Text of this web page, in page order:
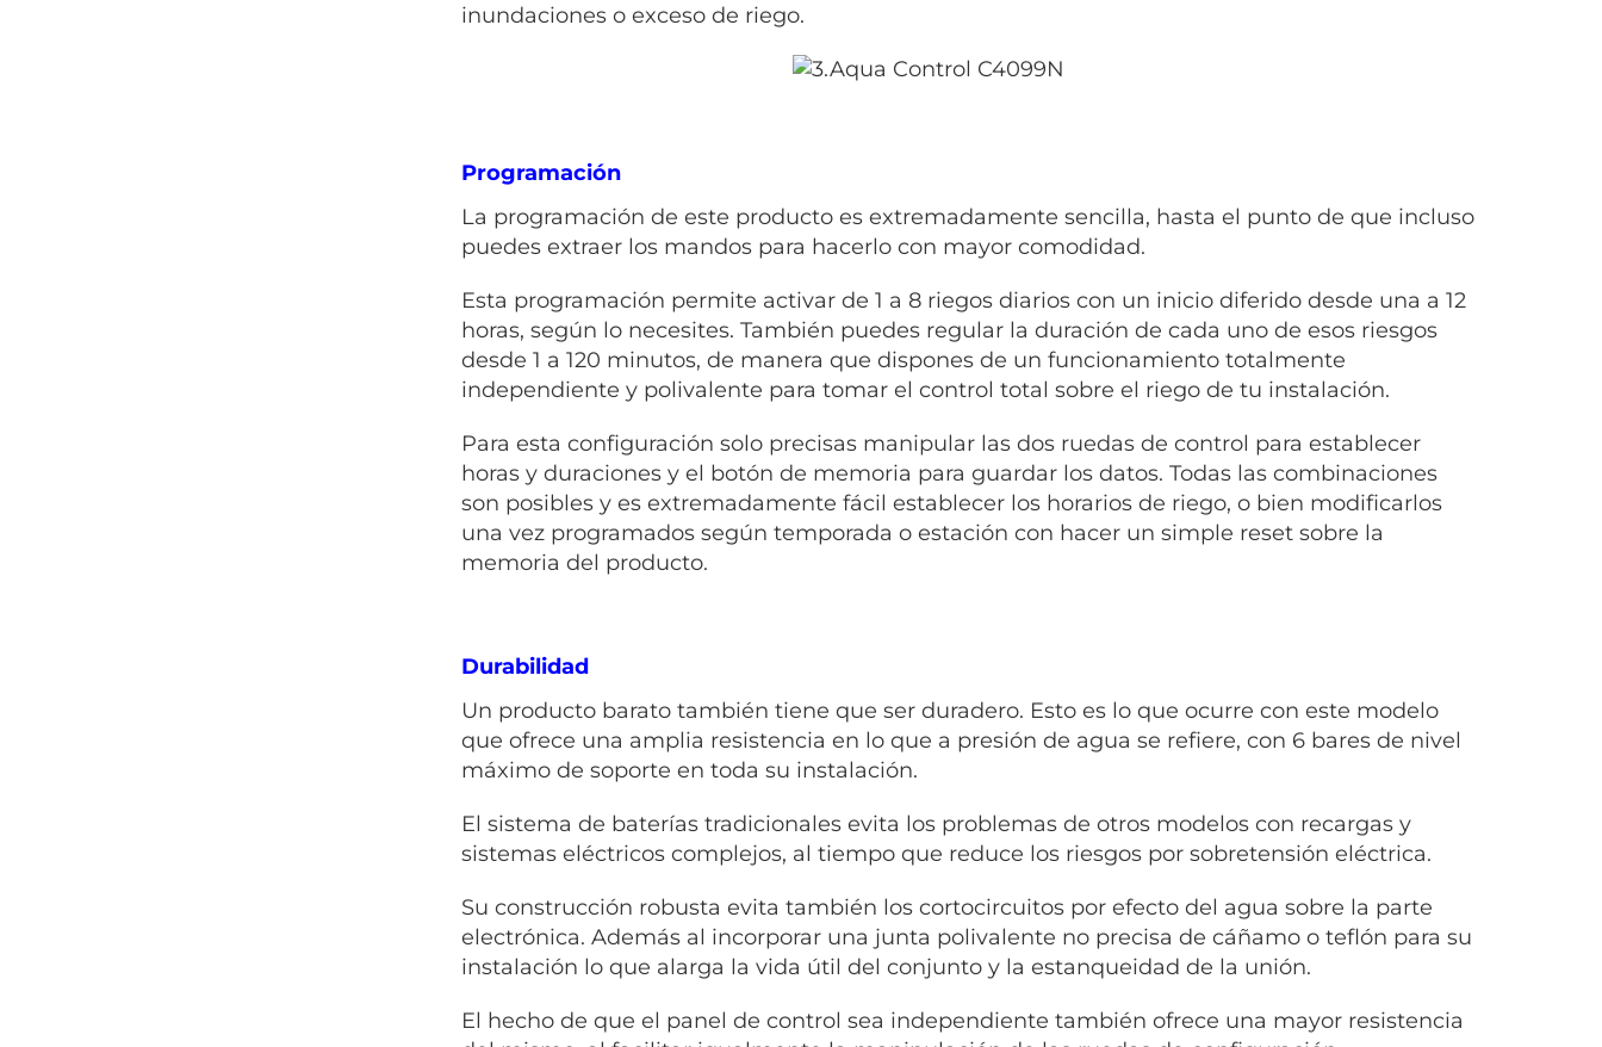
inundaciones o exceso de riego.
Programación
La programación de este producto es extremadamente sencilla, hasta el punto de que incluso
puedes extraer los mandos para hacerlo con mayor comodidad.
Esta programación permite activar de 1 a 8 riegos diarios con un inicio diferido desde una a 12
horas, según lo necesites. También puedes regular la duración de cada uno de esos riesgos
desde 1 a 120 minutos, de manera que dispones de un funcionamiento totalmente
independiente y polivalente para tomar el control total sobre el riego de tu instalación.
Para esta configuración solo precisas manipular las dos ruedas de control para establecer
horas y duraciones y el botón de memoria para guardar los datos. Todas las combinaciones
son posibles y es extremadamente fácil establecer los horarios de riego, o bien modificarlos
una vez programados según temporada o estación con hacer un simple reset sobre la
memoria del producto.
Durabilidad
Un producto barato también tiene que ser duradero. Esto es lo que ocurre con este modelo
que ofrece una amplia resistencia en lo que a presión de agua se refiere, con 6 bares de nivel
máximo de soporte en toda su instalación.
El sistema de baterías tradicionales evita los problemas de otros modelos con recargas y
sistemas eléctricos complejos, al tiempo que reduce los riesgos por sobretensión eléctrica.
Su construcción robusta evita también los cortocircuitos por efecto del agua sobre la parte
electrónica. Además al incorporar una junta polivalente no precisa de cáñamo o teflón para su
instalación lo que alarga la vida útil del conjunto y la estanqueidad de la unión.
El hecho de que el panel de control sea independiente también ofrece una mayor resistencia